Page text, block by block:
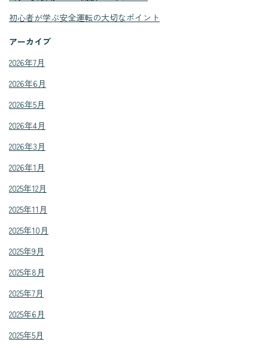
初心者が学ぶ安全運転の大切なポイント
アーカイブ
2026年7月
2026年6月
2026年5月
2026年4月
2026年3月
2026年1月
2025年12月
2025年11月
2025年10月
2025年9月
2025年8月
2025年7月
2025年6月
2025年5月